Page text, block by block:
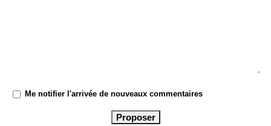
Me notifier l'arrivée de nouveaux commentaires